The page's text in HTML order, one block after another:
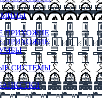
ПРИХОЖИЕ
ПРИХОЖИЕ
СИСТЕМЫ